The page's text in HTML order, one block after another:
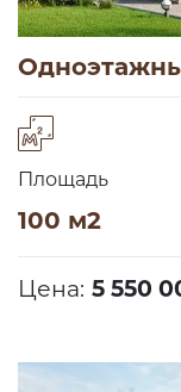
Площадь
100 м2
Цена: 5 550